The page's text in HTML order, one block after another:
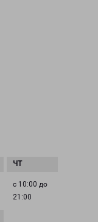
с 10:00 до
21:00